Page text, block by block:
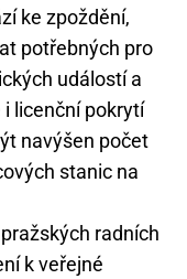
ke zpoždění,
potřebných pro
událostí a
licenční pokrytí
navýšen počet
stanic na
radních
k veřejné